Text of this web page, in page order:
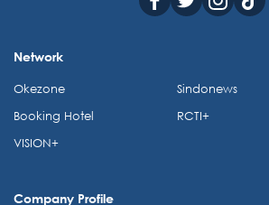
Network
Okezone
Booking Hotel
VISION+
Sindonews
RCTI+
Company Profile